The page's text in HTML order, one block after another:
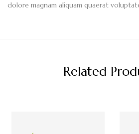
dolore magnam aliquam quaerat
Related